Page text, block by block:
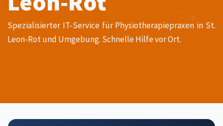
Spezialisierter IT-Service für Physiotherapiepraxen in St.
Leon-Rot und Umgebung. Schnelle Hilfe vor Ort.